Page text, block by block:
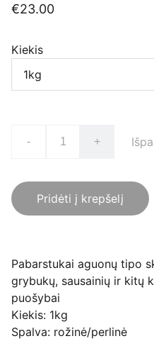
€23.00
Kiekis
- +
Pridėti į krepšelį
Pabarstukai aguonų tipo
grybukų, sausainių ir kitų
puošybai
Kiekis: 1kg
Spalva: rožinė/perlinė